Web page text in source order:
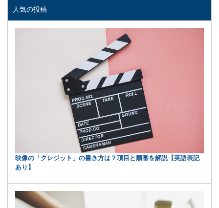
人気の投稿
映像の「クレジット」の書き方は？項目と順番を解説【英語表記
あり】